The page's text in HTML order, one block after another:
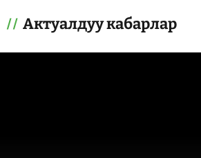
Актуалдуу кабарлар